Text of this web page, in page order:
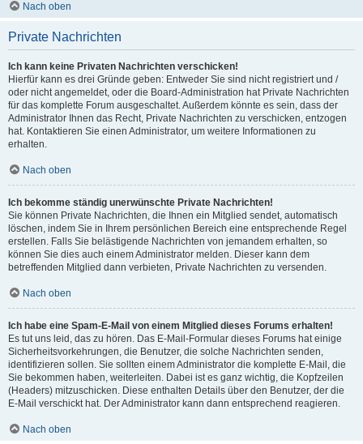
Nach oben
Private Nachrichten
Ich kann keine Privaten Nachrichten verschicken!
Hierfür kann es drei Gründe geben: Entweder Sie sind nicht registriert und /
oder nicht angemeldet, oder die Board-Administration hat Private Nachrichten
für das komplette Forum ausgeschaltet. Außerdem könnte es sein, dass der
Administrator Ihnen das Recht, Private Nachrichten zu verschicken, entzogen
hat. Kontaktieren Sie einen Administrator, um weitere Informationen zu
erhalten.
Nach oben
Ich bekomme ständig unerwünschte Private Nachrichten!
Sie können Private Nachrichten, die Ihnen ein Mitglied sendet, automatisch
löschen, indem Sie in Ihrem persönlichen Bereich eine entsprechende Regel
erstellen. Falls Sie belästigende Nachrichten von jemandem erhalten, so
können Sie dies auch einem Administrator melden. Dieser kann dem
betreffenden Mitglied dann verbieten, Private Nachrichten zu versenden.
Nach oben
Ich habe eine Spam-E-Mail von einem Mitglied dieses Forums erhalten!
Es tut uns leid, das zu hören. Das E-Mail-Formular dieses Forums hat einige
Sicherheitsvorkehrungen, die Benutzer, die solche Nachrichten senden,
identifizieren sollen. Sie sollten einem Administrator die komplette E-Mail, die
Sie bekommen haben, weiterleiten. Dabei ist es ganz wichtig, die Kopfzeilen
(Headers) mitzuschicken. Diese enthalten Details über den Benutzer, der die
E-Mail verschickt hat. Der Administrator kann dann entsprechend reagieren.
Nach oben